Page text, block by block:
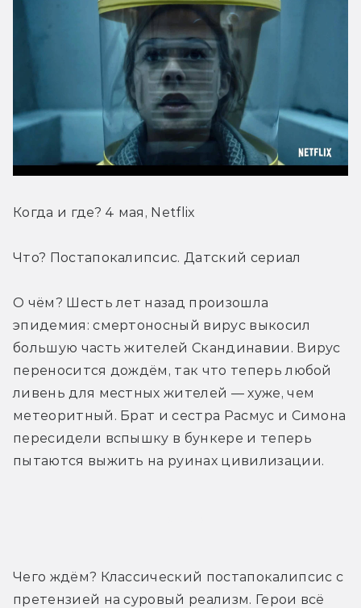
Когда и где? 4 мая, Netflix
Что? Постапокалипсис. Датский сериал
О чём? Шесть лет назад произошла
эпидемия: смертоносный вирус выкосил
большую часть жителей Скандинавии. Вирус
переносится дождём, так что теперь любой
ливень для местных жителей — хуже, чем
метеоритный. Брат и сестра Расмус и Симона
пересидели вспышку в бункере и теперь
пытаются выжить на руинах цивилизации.
Чего ждём? Классический постапокалипсис с
претензией на суровый реализм. Герои всё